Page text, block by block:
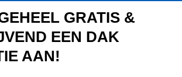
GRATIS &
EEN DAK
AAN!